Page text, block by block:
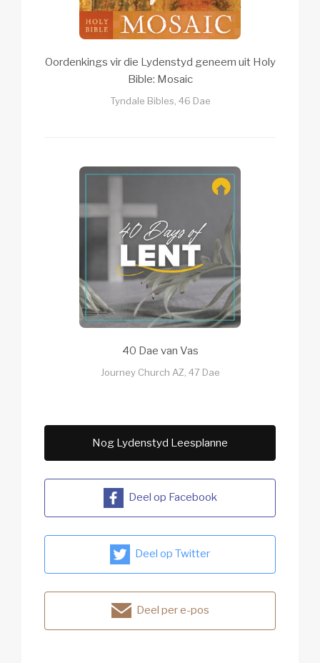
Oordenkings vir die Lydenstyd geneem uit Holy
Bible: Mosaic
Tyndale Bibles, 46 Dae
40 Dae van Vas
Journey Church AZ, 47 Dae
Nog Lydenstyd Leesplanne
Deel op Facebook
Deel op Twitter
Deel per e-pos